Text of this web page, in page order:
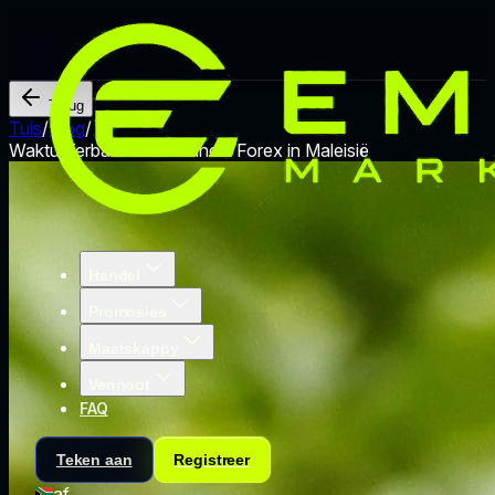
FAQ
Teken aan Registreer
Terug
Tuis/Blog/
Waktu Terbaik untuk Handel Forex in Maleisië